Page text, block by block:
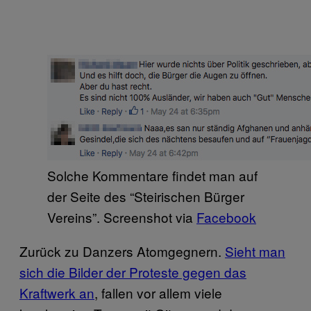
Solche Kommentare findet man auf
der Seite des “Steirischen Bürger
Vereins”. Screenshot via Facebook
Zurück zu Danzers Atomgegnern. Sieht man
sich die Bilder der Proteste gegen das
Kraftwerk an, fallen vor allem viele